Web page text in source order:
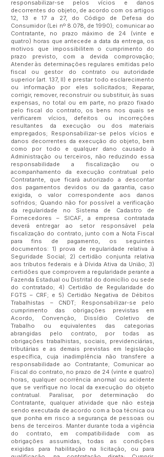
responsabilizar-se pelos vícios e danos
decorrentes do objeto, de acordo com os artigos
12, 13 e 17 a 27, do Código de Defesa do
Consumidor (Lei nº 8.078, de 1990); comunicar ao
Contratante, no prazo máximo de 24 (vinte e
quatro) horas que antecede a data da entrega, os
motivos que impossibilitem o cumprimento do
prazo previsto, com a devida comprovação;
Atender às determinações regulares emitidas pelo
fiscal ou gestor do contrato ou autoridade
superior (art. 137, II) e prestar todo esclarecimento
ou informação por eles solicitados; Reparar,
corrigir, remover, reconstruir ou substituir, às suas
expensas, no total ou em parte, no prazo fixado
pelo fiscal do contrato, os bens nos quais se
verificarem vícios, defeitos ou incorreções
resultantes da execução ou dos materiais
empregados; Responsabilizar-se pelos vícios e
danos decorrentes da execução do objeto, bem
como por todo e qualquer dano causado à
Administração ou terceiros, não reduzindo essa
responsabilidade a fiscalização ou o
acompanhamento da execução contratual pelo
Contratante, que ficará autorizado a descontar
dos pagamentos devidos ou da garantia, caso
exigida, o valor correspondente aos danos
sofridos; Quando não for possível a verificação
da regularidade no Sistema de Cadastro de
Fornecedores – SICAF, a empresa contratada
deverá entregar ao setor responsável pela
fiscalização do contrato, junto com a Nota Fiscal
para fins de pagamento, os seguintes
documentos: 1) prova de regularidade relativa à
Seguridade Social; 2) certidão conjunta relativa
aos tributos federais e à Dívida Ativa da União; 3)
certidões que comprovem a regularidade perante a
Fazenda Estadual ou Distrital do domicílio ou sede
do contratado; 4) Certidão de Regularidade do
FGTS – CRF; e 5) Certidão Negativa de Débitos
Trabalhistas – CNDT; Responsabilizar-se pelo
cumprimento das obrigações previstas em
Acordo, Convenção, Dissídio Coletivo de
Trabalho ou equivalentes das categorias
abrangidas pelo contrato, por todas as
obrigações trabalhistas, sociais, previdenciárias,
tributárias e as demais previstas em legislação
específica, cuja inadimplência não transfere a
responsabilidade ao Contratante; Comunicar ao
Fiscal do contrato, no prazo de 24 (vinte e quatro)
horas, qualquer ocorrência anormal ou acidente
que se verifique no local da execução do objeto
contratual. Paralisar, por determinação do
Contratante, qualquer atividade que não esteja
sendo executada de acordo com a boa técnica ou
que ponha em risco a segurança de pessoas ou
bens de terceiros. Manter durante toda a vigência
do contrato, em compatibilidade com as
obrigações assumidas, todas as condições
exigidas para habilitação na licitação, ou para